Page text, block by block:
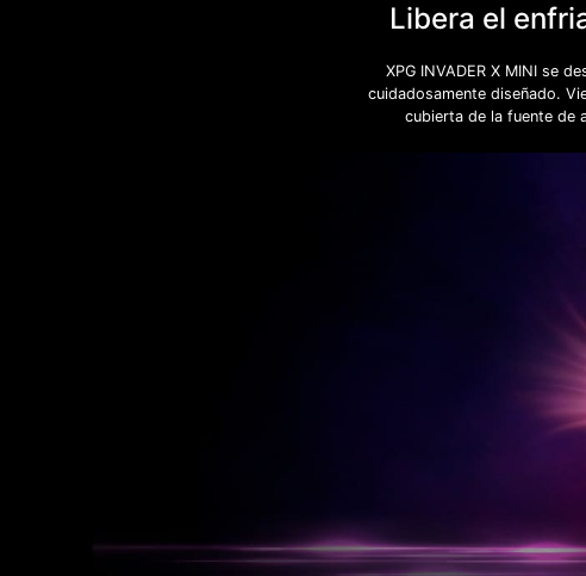
Libera el
XPG INVADER X MINI se
cuidadosamente diseñado.
cubierta de la fuente de